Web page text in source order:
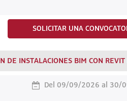
SOLICITAR UNA
DE INSTALACIONES BIM CON
Del 09/09/2026 al 30/